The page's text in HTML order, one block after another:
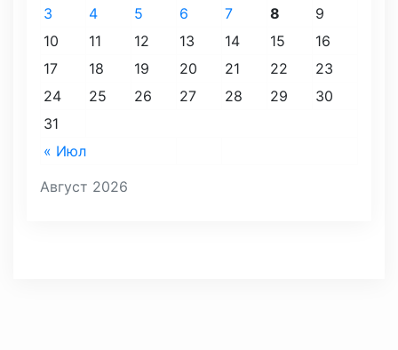
Август 2026
« Июл
3
4 5 6 7 8
9
10
11 12 13 14 15
16
17
18 19 20 21 22
23
24
25 26 27 28 29
30
31